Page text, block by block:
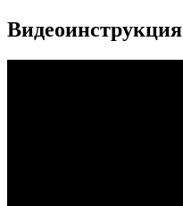
Видеоинструкция